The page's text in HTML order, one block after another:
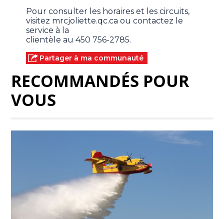
Pour consulter les horaires et les circuits,
visitez mrcjoliette.qc.ca ou contactez le
service à la
clientèle au 450 756-2785.
Partager à ma communauté
RECOMMANDÉS POUR
VOUS